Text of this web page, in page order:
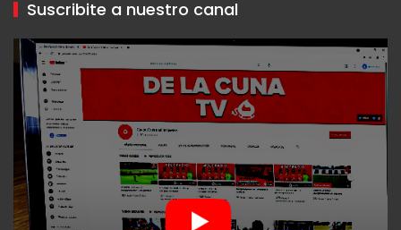
Suscribite a nuestro canal